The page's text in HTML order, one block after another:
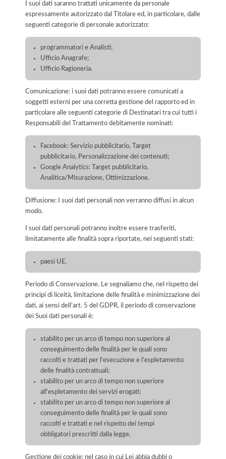
I suoi dati saranno trattati unicamente da personale
espressamente autorizzato dal Titolare ed, in particolare, dalle
seguenti categorie di personale autorizzato:
programmatori e Analisti;
Ufficio Anagrafe;
Ufficio Ragioneria.
Comunicazione: i suoi dati potranno essere comunicati a
soggetti esterni per una corretta gestione del rapporto ed in
particolare alle seguenti categorie di Destinatari tra cui tutti i
Responsabili del Trattamento debitamente nominati:
Facebook: Servizio pubblicitario, Target
pubblicitario, Personalizzazione dei contenuti;
Google Analytics: Target pubblicitario,
Analitica/Misurazione, Ottimizzazione.
Diffusione: I suoi dati personali non verranno diffusi in alcun
modo.
I suoi dati personali potranno inoltre essere trasferiti,
limitatamente alle finalità sopra riportate, nei seguenti stati:
paesi UE.
Periodo di Conservazione. Le segnaliamo che, nel rispetto dei
principi di liceità, limitazione delle finalità e minimizzazione dei
dati, ai sensi dell’art. 5 del GDPR, il periodo di conservazione
dei Suoi dati personali è:
stabilito per un arco di tempo non superiore al
conseguimento delle finalità per le quali sono
raccolti e trattati per l'esecuzione e l'espletamento
delle finalità contrattuali;
stabilito per un arco di tempo non superiore
all'espletamento dei servizi erogati;
stabilito per un arco di tempo non superiore al
conseguimento delle finalità per le quali sono
raccolti e trattati e nel rispetto dei tempi
obbligatori prescritti dalla legge.
Gestione dei cookie: nel caso in cui Lei abbia dubbi o